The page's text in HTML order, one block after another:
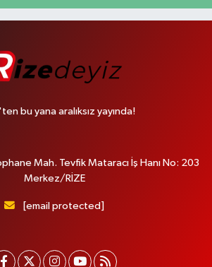
bu yana aralıksız yayında!
Mah. Tevfik Mataracı İş Hanı No: 203
Merkez/RİZE
[email protected]